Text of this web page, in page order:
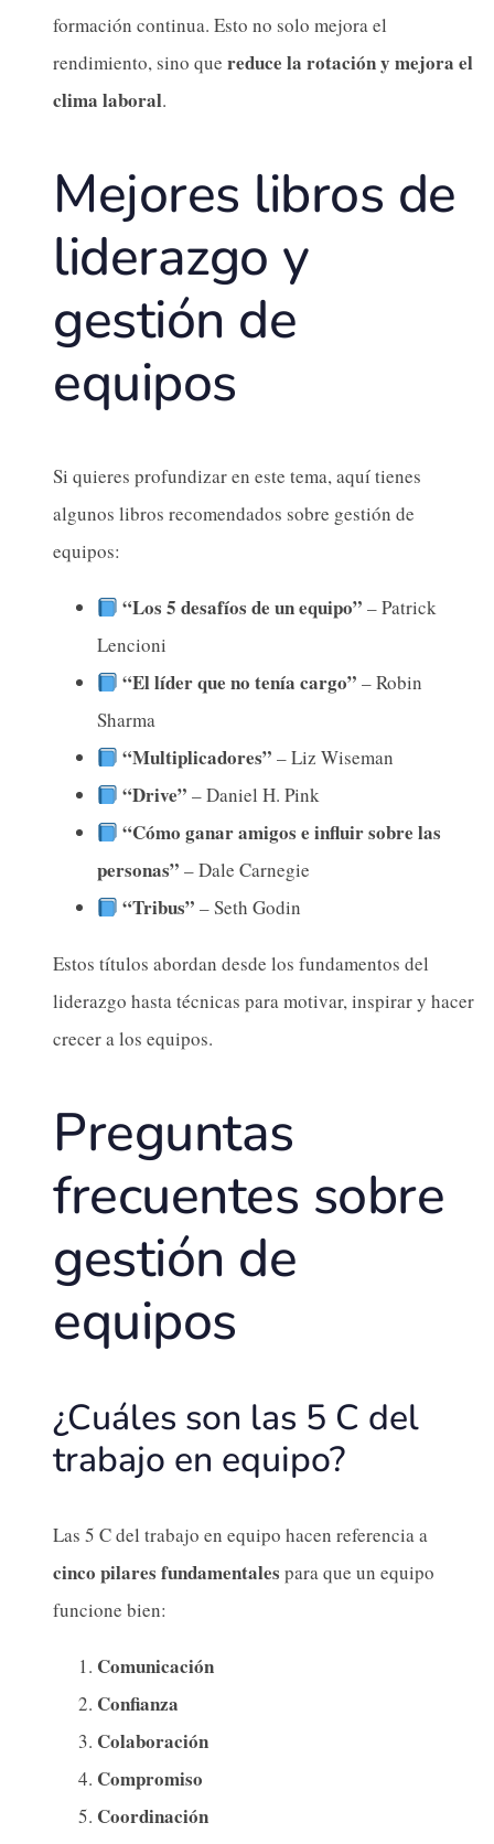
formación continua. Esto no solo mejora el
rendimiento, sino que reduce la rotación y mejora el
clima laboral.
Mejores libros de
liderazgo y
gestión de
equipos
Si quieres profundizar en este tema, aquí tienes
algunos libros recomendados sobre gestión de
equipos:
“Los 5 desafíos de un equipo” – Patrick
Lencioni
“El líder que no tenía cargo” – Robin
Sharma
“Multiplicadores” – Liz Wiseman
“Drive” – Daniel H. Pink
“Cómo ganar amigos e influir sobre las
personas” – Dale Carnegie
“Tribus” – Seth Godin
Estos títulos abordan desde los fundamentos del
liderazgo hasta técnicas para motivar, inspirar y hacer
crecer a los equipos.
Preguntas
frecuentes sobre
gestión de
equipos
¿Cuáles son las 5 C del
trabajo en equipo?
Las 5 C del trabajo en equipo hacen referencia a
cinco pilares fundamentales para que un equipo
funcione bien:
Comunicación
Confianza
Colaboración
Compromiso
Coordinación